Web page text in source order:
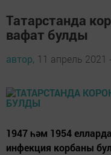
Татарстанда
вафат булды
автор, 11 апрель 2021
1947 һәм 1954
инфекция корбаны